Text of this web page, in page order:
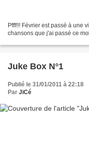
Pfff!!! Février est passé à une
chansons que j'ai passé ce
Juke Box N°1
Publié le 31/01/2011 à 22:18
Par JiCé